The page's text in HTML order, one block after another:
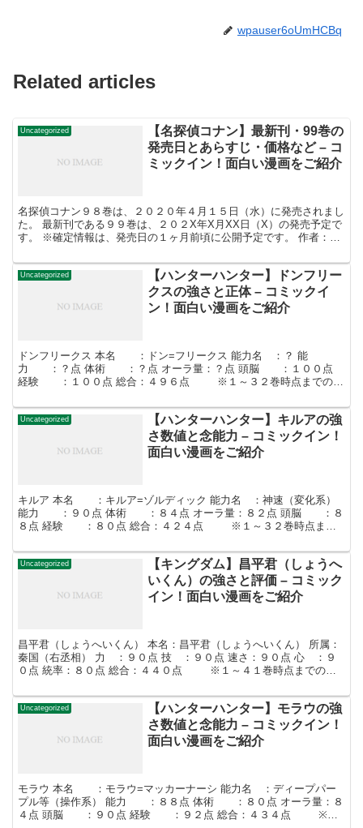
wpauser6oUmHCBq
Related articles
Uncategorized
【名探偵コナン】最新刊・99巻の
発売日とあらすじ・価格など – コ
ミックイン！面白い漫画をご紹介
名探偵コナン９８巻は、２０２０年４月１５日（水）に発売されまし
た。 最新刊である９９巻は、２０２X年X月XX日（X）の発売予定で
す。 ※確定情報は、発売日の１ヶ月前頃に公開予定です。 作者：青
Uncategorized
【ハンターハンター】ドンフリー
クスの強さと正体 – コミックイ
ン！面白い漫画をご紹介
ドンフリークス 本名 ：ドン=フリークス 能力名 ：？ 能
力 ：？点 体術 ：？点 オーラ量：？点 頭脳 ：１００点
経験 ：１００点 総合：４９６点 ※１～３２巻時点までの評
Uncategorized
【ハンターハンター】キルアの強
さ数値と念能力 – コミックイン！
面白い漫画をご紹介
キルア 本名 ：キルア=ゾルディック 能力名 ：神速（変化系）
能力 ：９０点 体術 ：８４点 オーラ量：８２点 頭脳 ：８
８点 経験 ：８０点 総合：４２４点 ※１～３２巻時点まで
Uncategorized
【キングダム】昌平君（しょうへ
いくん）の強さと評価 – コミック
イン！面白い漫画をご紹介
昌平君（しょうへいくん） 本名：昌平君（しょうへいくん） 所属：
秦国（右丞相） 力 ：９０点 技 ：９０点 速さ：９０点 心 ：９
０点 統率：８０点 総合：４４０点 ※１～４１巻時点までの評
Uncategorized
【ハンターハンター】モラウの強
さ数値と念能力 – コミックイン！
面白い漫画をご紹介
モラウ 本名 ：モラウ=マッカーナーシ 能力名 ：ディープパー
プル等（操作系） 能力 ：８８点 体術 ：８０点 オーラ量：８
４点 頭脳 ：９０点 経験 ：９２点 総合：４３４点 ※１